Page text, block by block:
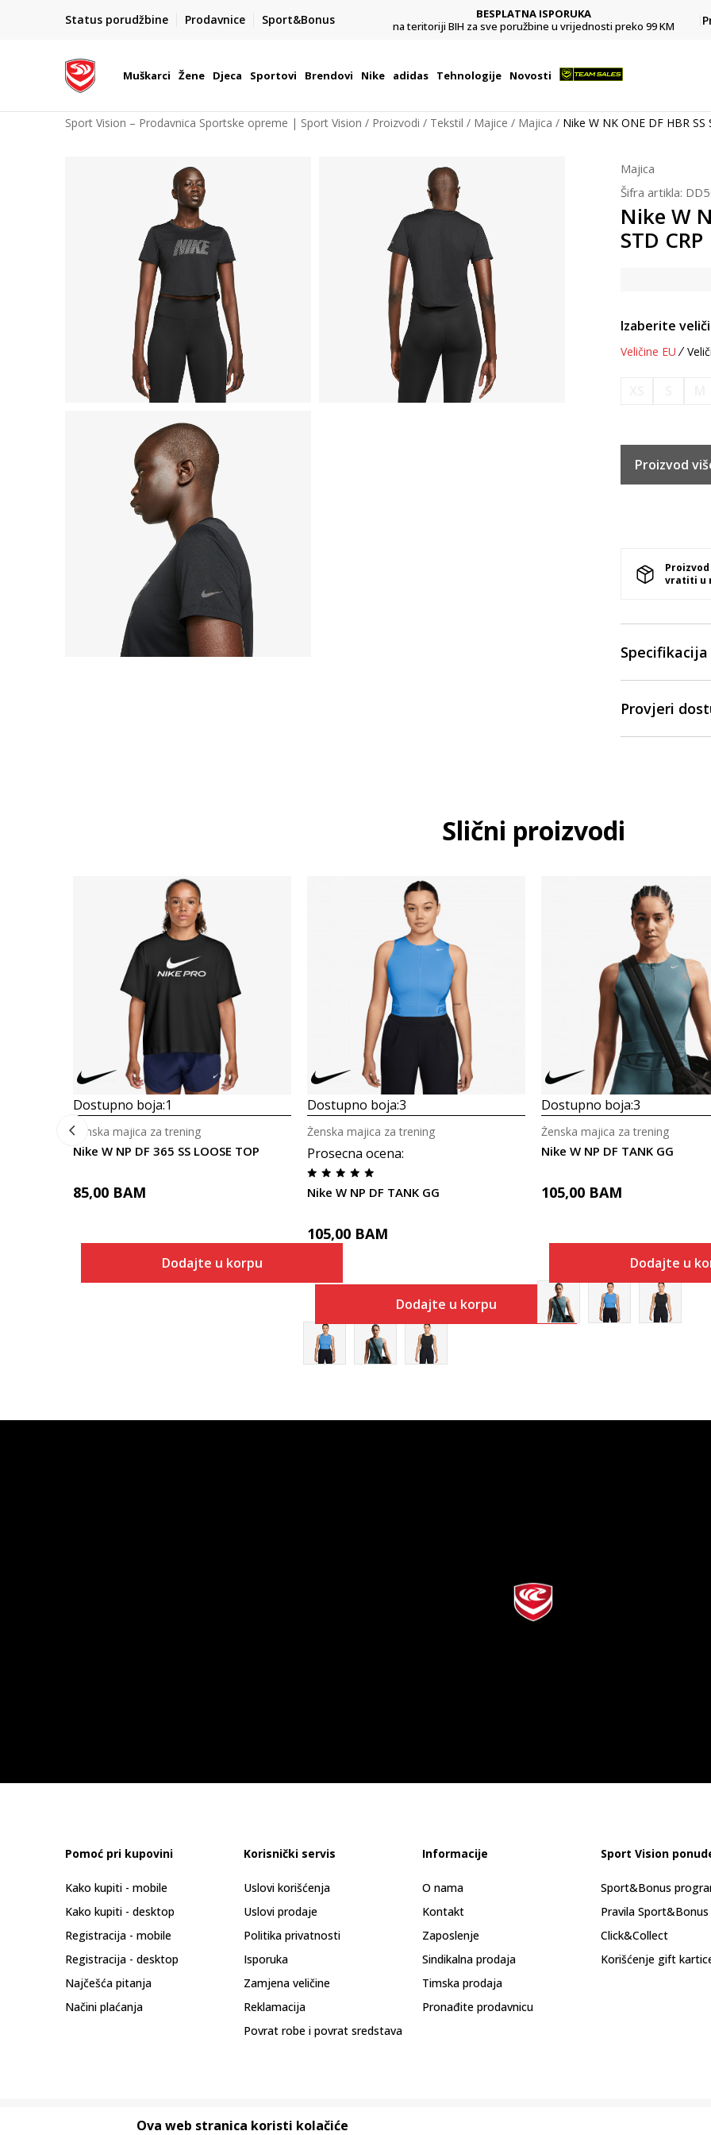
Status porudžbine Prodavnice Sport&Bonus
BESPLATNA ISPORUKA
na teritoriji BIH za sve poružbine u vrijednosti preko 99 KM
Platite karticom online i preuzmite u prodavnici po vašem
izboru
Muškarci Žene Djeca Sportovi Brendovi Nike adidas Tehnologije Novosti
Sport Vision – Prodavnica Sportske opreme | Sport Vision Proizvodi Tekstil Majice Majica Nike W NK ONE DF HBR SS
Majica
Šifra artikla:
Nike W
STD CRP
Izaberite
Veličine EU
Proizvod
vratiti u
Specifikacija
Provjeri
Slični proizvodi
Dostupno boja:1
Nike W NP DF 365 SS LOOSE TOP
Ženska majica za trening
85,00 BAM
Dodajte u korpu
Dostupno boja:3
Prosecna ocena:
Nike W NP DF TANK GG
Ženska majica za trening
105,00 BAM
Dodajte u korpu
Dostupno boja:3
Nike W NP DF TANK GG
Ženska majica za trening
105,00 BAM
Dodajte u
Pomoć pri kupovini
Kako kupiti - mobile
Kako kupiti - desktop
Registracija - mobile
Registracija - desktop
Najčešća pitanja
Načini plaćanja
Korisnički servis
Uslovi korišćenja
Uslovi prodaje
Politika privatnosti
Isporuka
Zamjena veličine
Reklamacija
Povrat robe i povrat sredstava
Informacije
O nama
Kontakt
Zaposlenje
Sindikalna prodaja
Timska prodaja
Pronađite prodavnicu
Sport Vision
Sport&Bonus
Pravila
Click&Collect
Korišćenje gift
Ova web stranica koristi kolačiće